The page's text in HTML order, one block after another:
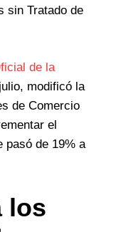
sin Tratado de
de la
modificó la
de Comercio
el
pasó de 19% a
los